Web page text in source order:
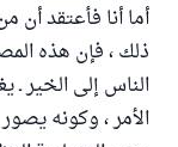
أما أنا فأعتقد أن
ذلك ، فإن هذه
الناس إلى الخير ـ
الأمر ، وكونه